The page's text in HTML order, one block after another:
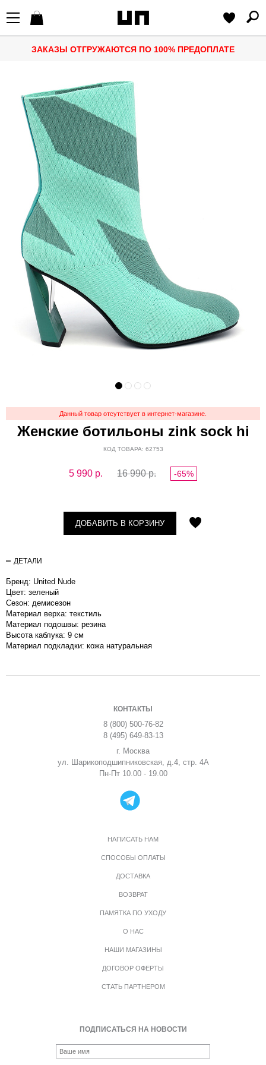
ЗАКАЗЫ ОТГРУЖАЮТСЯ ПО 100% ПРЕДОПЛАТЕ
Данный товар отсутствует в интернет-магазине.
Женские ботильоны zink sock hi
КОД ТОВАРА: 62753
5 990 р. 16 990 р. -65%
ДОБАВИТЬ В КОРЗИНУ
ДЕТАЛИ
Бренд: United Nude
Цвет: зеленый
Сезон: демисезон
Материал верха: текстиль
Материал подошвы: резина
Высота каблука: 9 см
Материал подкладки: кожа натуральная
КОНТАКТЫ
8 (800) 500-76-82
8 (495) 649-83-13
г. Москва
ул. Шарикоподшипниковская, д.4, стр. 4А
Пн-Пт 10.00 - 19.00
НАПИСАТЬ НАМ
СПОСОБЫ ОПЛАТЫ
ДОСТАВКА
ВОЗВРАТ
ПАМЯТКА ПО УХОДУ
О НАС
НАШИ МАГАЗИНЫ
ДОГОВОР ОФЕРТЫ
СТАТЬ ПАРТНЕРОМ
ПОДПИСАТЬСЯ НА НОВОСТИ